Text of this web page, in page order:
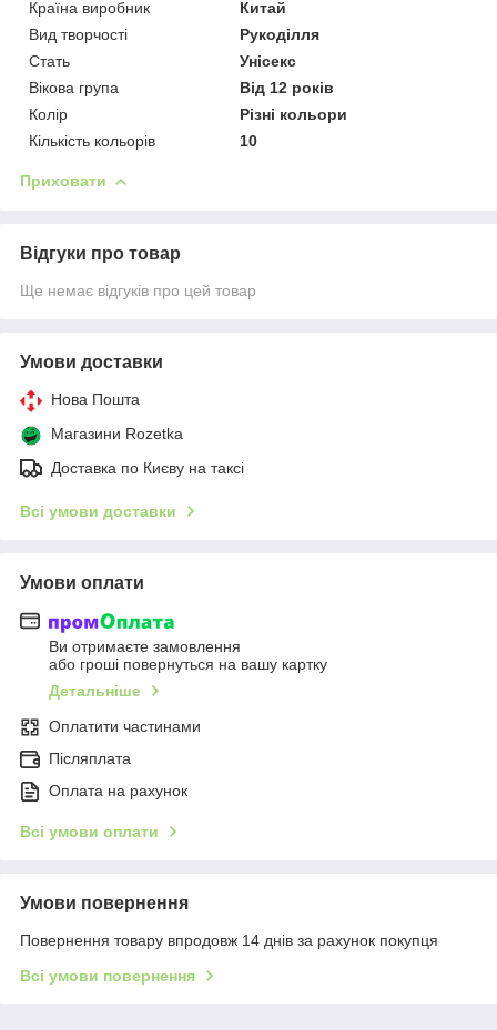
Країна виробник
Китай
Вид творчості
Рукоділля
Стать
Унісекс
Вікова група
Від 12 років
Колір
Різні кольори
Кількість кольорів
10
Приховати
Відгуки про товар
Ще немає відгуків про цей товар
Умови доставки
Нова Пошта
Магазини Rozetka
Доставка по Києву на таксі
Всі умови доставки
Умови оплати
Ви отримаєте замовлення
або гроші повернуться на вашу картку
Детальніше
Оплатити частинами
Післяплата
Оплата на рахунок
Всі умови оплати
Умови повернення
Повернення товару впродовж 14 днів за рахунок покупця
Всі умови повернення